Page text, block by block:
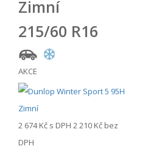
Zimní
215/60 R16
AKCE
2 674 Kč s DPH 2 210 Kč bez
DPH